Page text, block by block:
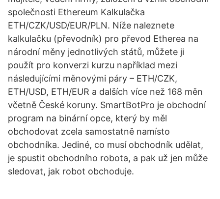
společnosti Ethereum Kalkulačka
ETH/CZK/USD/EUR/PLN. Níže naleznete
kalkulačku (převodník) pro převod Etherea na
národní měny jednotlivých států, můžete ji
použít pro konverzi kurzu například mezi
následujícími měnovými páry – ETH/CZK,
ETH/USD, ETH/EUR a dalších více než 168 měn
včetně České koruny. SmartBotPro je obchodní
program na binární opce, který by měl
obchodovat zcela samostatně namísto
obchodníka. Jediné, co musí obchodník udělat,
je spustit obchodního robota, a pak už jen může
sledovat, jak robot obchoduje.